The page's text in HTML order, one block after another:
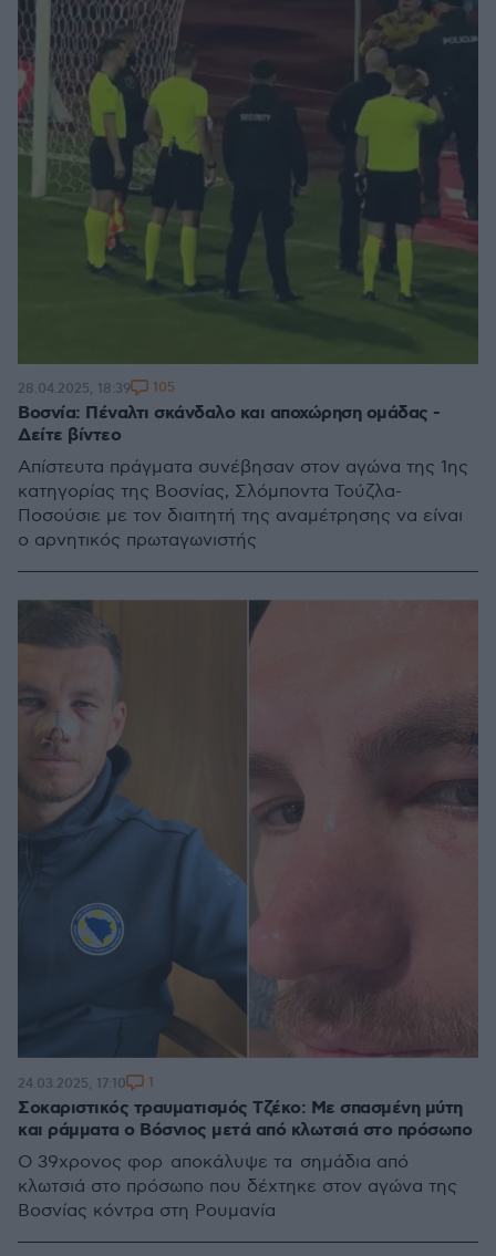
Βοσνία: Πέναλτι σκάνδαλο και αποχώρηση ομάδας -
Δείτε βίντεο
Απίστευτα πράγματα συνέβησαν στον αγώνα της 1ης
κατηγορίας της Βοσνίας, Σλόμποντα Τούζλα-
Ποσούσιε με τον διαιτητή της αναμέτρησης να είναι
ο αρνητικός πρωταγωνιστής
28.04.2025, 18:39 105
Σοκαριστικός τραυματισμός Τζέκο: Με σπασμένη μύτη
και ράμματα ο Βόσνιος μετά από κλωτσιά στο πρόσωπο
O 39χρονος φορ αποκάλυψε τα σημάδια από
κλωτσιά στο πρόσωπο που δέχτηκε στον αγώνα της
Βοσνίας κόντρα στη Ρουμανία
24.03.2025, 17:10 1